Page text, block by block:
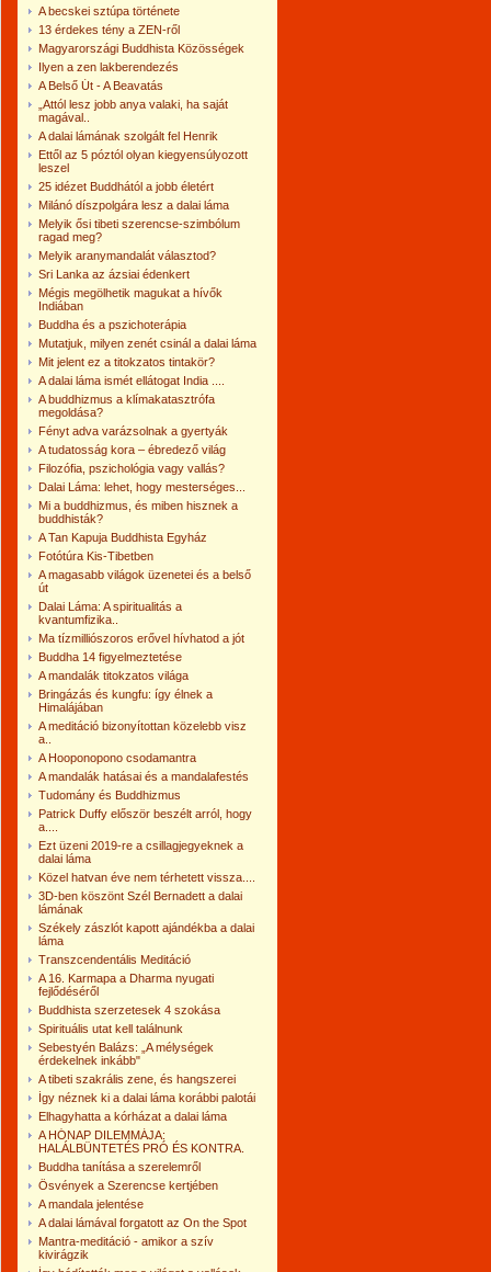
A becskei sztúpa története
13 érdekes tény a ZEN-ről
Magyarországi Buddhista Közösségek
Ilyen a zen lakberendezés
A Belső Út - A Beavatás
„Attól lesz jobb anya valaki, ha saját
magával..
A dalai lámának szolgált fel Henrik
Ettől az 5 póztól olyan kiegyensúlyozott
leszel
25 idézet Buddhától a jobb életért
Milánó díszpolgára lesz a dalai láma
Melyik ősi tibeti szerencse-szimbólum
ragad meg?
Melyik aranymandalát választod?
Sri Lanka az ázsiai édenkert
Mégis megölhetik magukat a hívők
Indiában
Buddha és a pszichoterápia
Mutatjuk, milyen zenét csinál a dalai láma
Mit jelent ez a titokzatos tintakör?
A dalai láma ismét ellátogat India ....
A buddhizmus a klímakatasztrófa
megoldása?
Fényt adva varázsolnak a gyertyák
A tudatosság kora – ébredező világ
Filozófia, pszichológia vagy vallás?
Dalai Láma: lehet, hogy mes­ter­sé­ges...
Mi a buddhizmus, és miben hisznek a
buddhisták?
A Tan Kapuja Buddhista Egyház
Fotótúra Kis-Tibetben
A magasabb világok üzenetei és a belső
út
Dalai Láma: A spiritualitás a
kvantumfizika..
Ma tízmilliószoros erővel hívhatod a jót
Buddha 14 figyelmeztetése
A mandalák titokzatos világa
Bringázás és kungfu: így élnek a
Himalájában
A meditáció bizonyítottan közelebb visz
a..
A Hooponopono csodamantra
A mandalák hatásai és a mandalafestés
Tudomány és Buddhizmus
Patrick Duffy először beszélt arról, hogy
a....
Ezt üzeni 2019-re a csillagjegyeknek a
dalai láma
Közel hatvan éve nem térhetett vissza....
3D-ben köszönt Szél Bernadett a dalai
lámának
Székely zászlót kapott ajándékba a dalai
láma
Transzcendentális Meditáció
A 16. Karmapa a Dharma nyugati
fejlődéséről
Buddhista szerzetesek 4 szokása
Spirituális utat kell találnunk
Sebestyén Balázs: „A mélységek
érdekelnek inkább"
A tibeti szakrális zene, és hangszerei
Így néznek ki a dalai láma korábbi palotái
Elhagyhatta a kórházat a dalai láma
A HÓNAP DILEMMÁJA:
HALÁLBÜNTETÉS PRÓ ÉS KONTRA.
Buddha tanítása a szerelemről
Ösvények a Szerencse kertjében
A mandala jelentése
A dalai lámával forgatott az On the Spot
Mantra-meditáció - amikor a szív
kivirágzik